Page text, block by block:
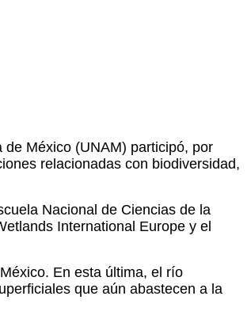
México (UNAM) participó, por
relacionadas con biodiversidad,
Nacional de Ciencias de la
International Europe y el
En esta última, el río
que aún abastecen a la